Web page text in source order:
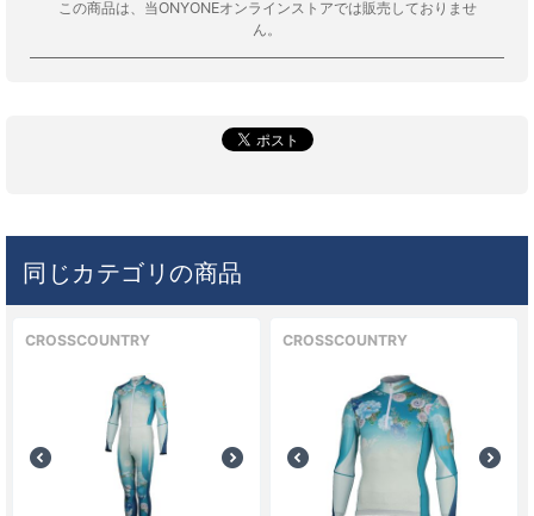
この商品は、当ONYONEオンラインストアでは販売しておりませ
ん。
同じカテゴリの商品
CROSSCOUNTRY CROSSCOUNTRY